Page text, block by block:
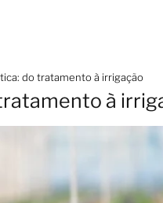
do tratamento à irrigação
à